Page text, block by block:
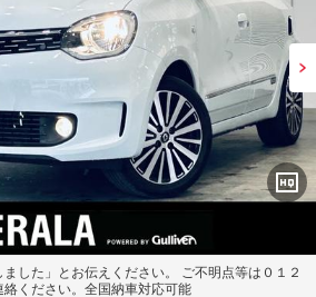
ました」とお伝えください。 ご不明点等は０１２
ください。全国納車対応可能